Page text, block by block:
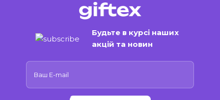
Будьте в курсі наших
акцій та новин